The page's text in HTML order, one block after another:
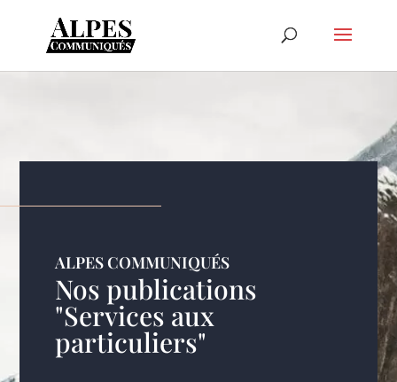
ALPES COMMUNIQUÉS
Nos publications
"Services aux
particuliers"